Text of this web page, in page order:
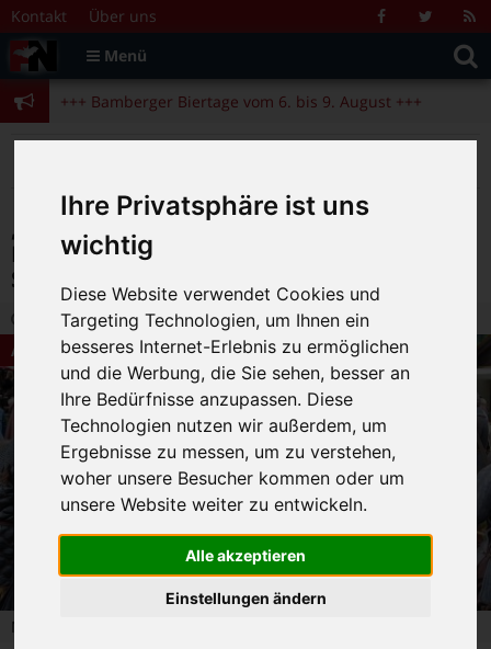
Ihre Privatsphäre ist uns
wichtig
Diese Website verwendet Cookies und
Targeting Technologien, um Ihnen ein
besseres Internet-Erlebnis zu ermöglichen
und die Werbung, die Sie sehen, besser an
Ihre Bedürfnisse anzupassen. Diese
Technologien nutzen wir außerdem, um
Ergebnisse zu messen, um zu verstehen,
woher unsere Besucher kommen oder um
unsere Website weiter zu entwickeln.
Alle akzeptieren
Einstellungen ändern
Zum Inhalt springen
Kontakt Über uns FacebookTwitter
Menü
Suche
nach:
+++ Bamberger Biertage vom 6. bis 9. August +++
+++ Blues- und Jazzfestival vom 31.7. bis 9.8. +++
+++ Bamberger Biertage vom 6. bis 9. August +++
+++ Blues- und Jazzfestival vom 31.7. bis 9.8. +++
„So seyed uns gegrüßt, Ihr Holden und
Edlen!“ Gut Leimershof lädt am 1. und 2.
September zum 8. Mittelaltermarkt
27.07.2018 16:01 | FN-Redaktion |
0
Aktuelles
Mittelalterspektakel auf Gut Leimershof bei Breitengüßbach